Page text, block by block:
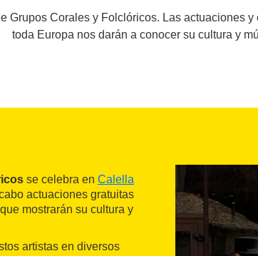
Grupos Corales y Folclóricos. Las actuaciones
toda Europa nos darán a conocer su cultura y
se celebra en Calella
actuaciones gratuitas
que mostrarán su cultura y
artistas en diversos